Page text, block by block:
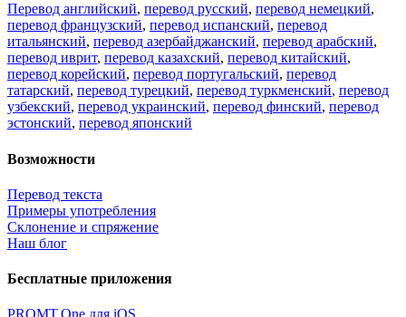
Перевод английский, перевод русский, перевод немецкий,
перевод французский, перевод испанский, перевод
итальянский, перевод азербайджанский, перевод арабский,
перевод иврит, перевод казахский, перевод китайский,
перевод корейский, перевод португальский, перевод
татарский, перевод турецкий, перевод туркменский, перевод
узбекский, перевод украинский, перевод финский, перевод
эстонский, перевод японский
Возможности
Перевод текста
Примеры употребления
Склонение и спряжение
Наш блог
Бесплатные приложения